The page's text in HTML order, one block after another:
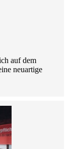
auf dem
neuartige